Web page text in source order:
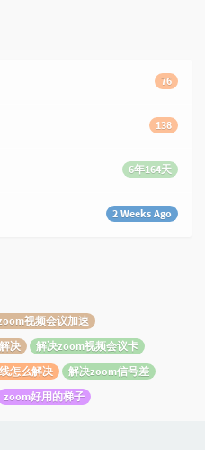
76
138
6年164天
2 Weeks Ago
视频会议加速
决
解决zoom视频会议卡
怎么解决
解决zoom信号差
zoom好用的梯子